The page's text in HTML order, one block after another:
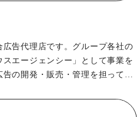
告代理店です。グループ各社の
エージェンシー」として事業を
の開発・販売・管理を担ってい